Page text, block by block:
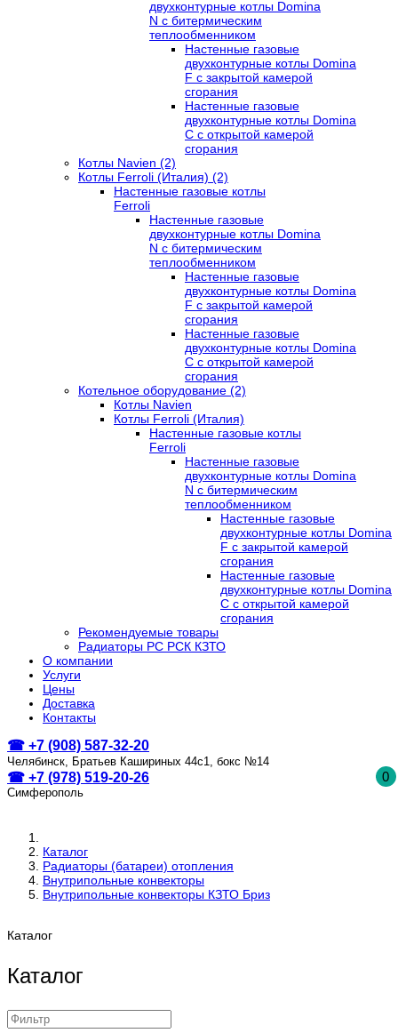
двухконтурные котлы Domina
N с битермическим
теплообменником
Настенные газовые
двухконтурные котлы Domina
F с закрытой камерой
сгорания
Настенные газовые
двухконтурные котлы Domina
C с открытой камерой
сгорания
Котлы Navien (2)
Котлы Ferroli (Италия) (2)
Настенные газовые котлы
Ferroli
Настенные газовые
двухконтурные котлы Domina
N с битермическим
теплообменником
Настенные газовые
двухконтурные котлы Domina
F с закрытой камерой
сгорания
Настенные газовые
двухконтурные котлы Domina
C с открытой камерой
сгорания
Котельное оборудование (2)
Котлы Navien
Котлы Ferroli (Италия)
Настенные газовые котлы
Ferroli
Настенные газовые
двухконтурные котлы Domina
N с битермическим
теплообменником
Настенные газовые
двухконтурные котлы Domina
F с закрытой камерой
сгорания
Настенные газовые
двухконтурные котлы Domina
C с открытой камерой
сгорания
Рекомендуемые товары
Радиаторы РС РСК КЗТО
О компании
Услуги
Цены
Доставка
Контакты
☎ +7 (908) 587-32-20
Челябинск, Братьев Кашириных 44с1, бокс №14
☎ +7 (978) 519-20-26
Симферополь
0
Каталог
Радиаторы (батареи) отопления
Внутрипольные конвекторы
Внутрипольные конвекторы КЗТО Бриз
Каталог
Каталог